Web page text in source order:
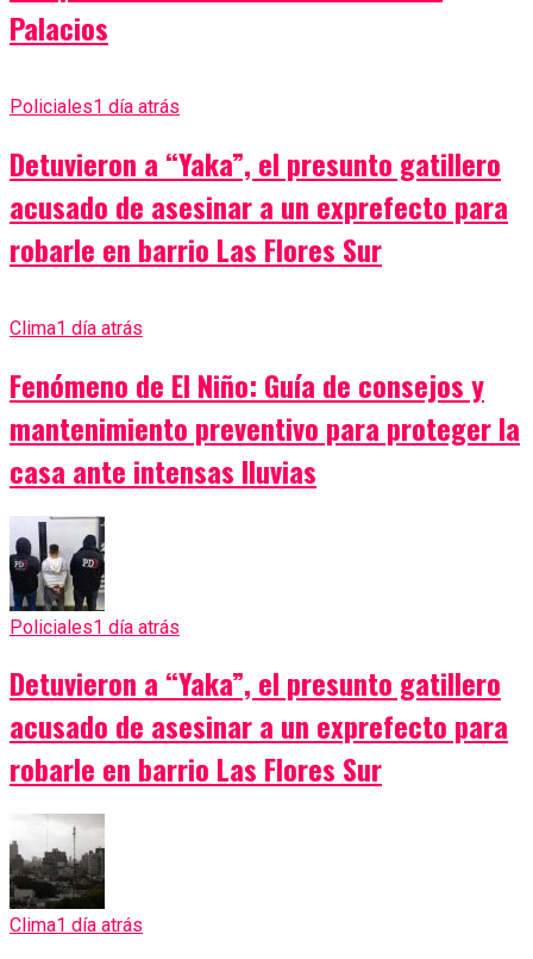
Palacios
Policiales1 día atrás
Detuvieron a “Yaka”, el presunto gatillero
acusado de asesinar a un exprefecto para
robarle en barrio Las Flores Sur
Clima1 día atrás
Fenómeno de El Niño: Guía de consejos y
mantenimiento preventivo para proteger la
casa ante intensas lluvias
Policiales1 día atrás
Detuvieron a “Yaka”, el presunto gatillero
acusado de asesinar a un exprefecto para
robarle en barrio Las Flores Sur
Clima1 día atrás